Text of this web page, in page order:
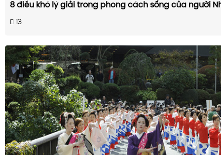
8 điều khó lý giải trong phong cách sống của người
13